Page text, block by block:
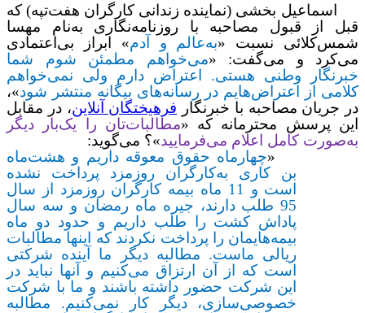
اسماعیل بخشی (نماینده‌ زندانی کارگران هفت‌تپه) که
قبل از قبول مصاحبه با روزنامه‌نگاری به‌نام مهسا
شمس‌کلائی نسبت «به‌عالم و آدم» ابراز بی‌اعتمادی
می‌کرد و می‌‌گفت: «می‌خواهم مطمئن شوم شما
خبرنگار وطنی هستی. اعتراض دارم ولی نمی‌خواهم
کلامی از اعتراض‌هایم در رسانه‌‌های بیگانه منتشر شود»،
در جریان مصاحبه با خبرنگار فرهیختگان آنلاین، در مقابل
این پرسش محترمانه که «مطالبات‌تان را یک‌بار دیگر
به‌صورت کامل اعلام می‌فرمایید»؟ می‌گوید:
«چهارماه حقوق معوقه داریم و هشت‌ماه
بن کاری به‌کارگران روزمزد پرداخت نشده
است و 11 ماه بیمه کارگران روزمزد از سال
95 طلب دارند، جیره ماه رمضان و سه سال
پاداش کشت را طلب داریم و حدود دو ماه
بیمه‌هایمان را پرداخت نکردند که اینها مطالبات
ریالی ماست. مطالبه دیگر ما آینده شرکتی
است که از آن ارتزاق می‌کنیم و آنها نباید در
این شرکت حضور داشته باشند و ما با شرکت
خصوصی‌سازی، دیگر کار نمی‌کنیم. مطالبه